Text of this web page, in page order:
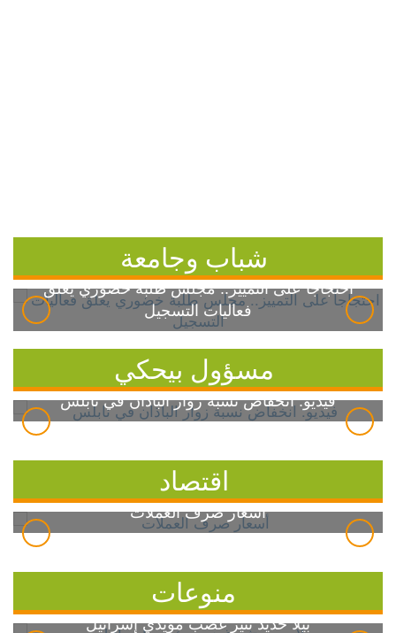
شباب وجامعة
احتجاجاً على التمييز.. مجلس طلبة خضوري يعلق
فعاليات التسجيل
مسؤول بيحكي
فيديو: انخفاض نسبة زوار الباذان في نابلس
اقتصاد
أسعار صرف العملات
منوعات
بيلا حديد تثير غضب مؤيدي إسرائيل